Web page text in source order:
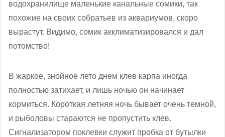
водохранилище маленькие канальные сомики, так
похожие на своих собратьев из аквариумов, скоро
вырастут. Видимо, сомик акклиматизировался и дал
потомство!
В жаркое, знойное лето днем клев карпа иногда
полностью затихает, и лишь ночью он начинает
кормиться. Короткая летняя ночь бывает очень темной,
и рыболовы стараются не пропустить клев.
Сигнализатором поклевки служит пробка от бутылки